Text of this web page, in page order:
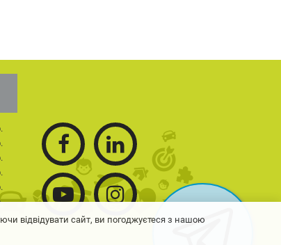
відвідувати сайт, ви погоджуєтеся з нашою